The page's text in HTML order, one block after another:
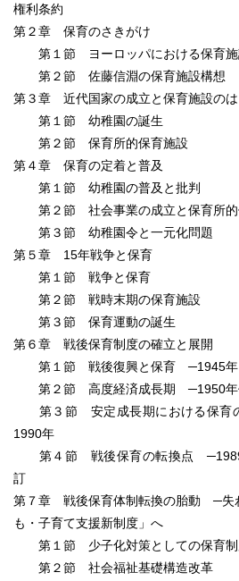
権利条約
第２章 保育のさきがけ
第１節 ヨーロッパにおける保育施
第２節 佐藤信淵の保育施設構想
第３章 近代国家の成立と保育施設のは
第１節 幼稚園の誕生
第２節 保育所的保育施設
第４章 保育の定着と普及
第１節 幼稚園の普及と批判
第２節 社会事業の成立と保育所的
第３節 幼稚園令と一元化問題
第５章 15年戦争と保育
第１節 戦争と保育
第２節 戦時末期の保育施設
第３節 保育運動の誕生
第６章 戦後保育制度の確立と展開
第１節 戦後復興と保育 ─1945年
第２節 高度経済成長期 ─1950年
第３節 安定成長期における保育
1990年
第４節 戦後保育の転換点 ─1989
訂
第７章 戦後保育体制転換の胎動 ─失
も・子育て支援新制度」へ
第１節 少子化対策としての保育制
第２節 社会福祉基礎構造改革